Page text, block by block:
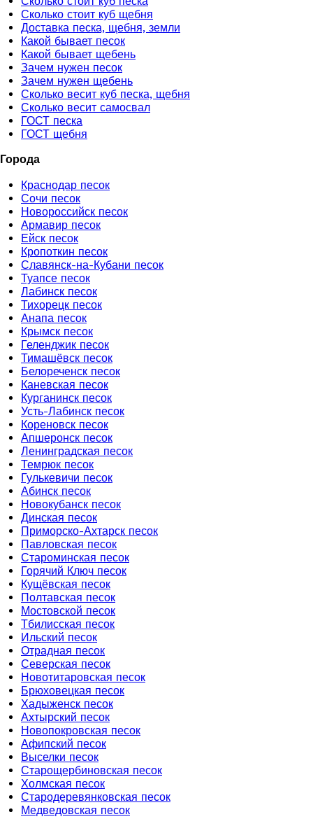
Сколько стоит куб щебня
Доставка песка, щебня, земли
Какой бывает песок
Какой бывает щебень
Зачем нужен песок
Зачем нужен щебень
Сколько весит куб песка, щебня
Сколько весит самосвал
ГОСТ песка
ГОСТ щебня
Города
Краснодар песок
Сочи песок
Новороссийск песок
Армавир песок
Ейск песок
Кропоткин песок
Славянск-на-Кубани песок
Туапсе песок
Лабинск песок
Тихорецк песок
Анапа песок
Крымск песок
Геленджик песок
Тимашёвск песок
Белореченск песок
Каневская песок
Курганинск песок
Усть-Лабинск песок
Кореновск песок
Апшеронск песок
Ленинградская песок
Темрюк песок
Гулькевичи песок
Абинск песок
Новокубанск песок
Динская песок
Приморско-Ахтарск песок
Павловская песок
Староминская песок
Горячий Ключ песок
Кущёвская песок
Полтавская песок
Мостовской песок
Тбилисская песок
Ильский песок
Отрадная песок
Северская песок
Новотитаровская песок
Брюховецкая песок
Хадыженск песок
Ахтырский песок
Новопокровская песок
Афипский песок
Выселки песок
Старощербиновская песок
Холмская песок
Стародеревянковская песок
Медведовская песок